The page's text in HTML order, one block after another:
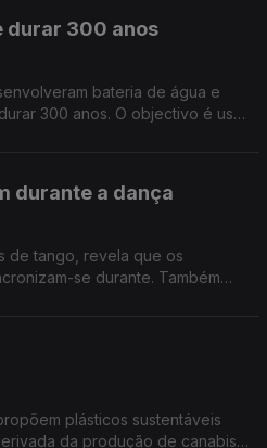
durar 300 anos
bateria de água e
300 anos. O objectivo é usar
durante a dança
de tango, revela que os
se durante. Também
plásticos sustentáveis
da produção de canabis e